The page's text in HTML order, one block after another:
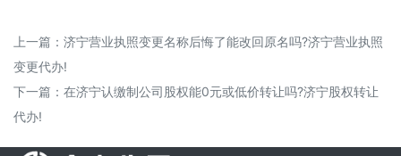
上一篇： 济宁营业执照变更名称后悔了能改回原名吗?济宁营业执照
变更代办!
下一篇： 在济宁认缴制公司股权能0元或低价转让吗?济宁股权转让
代办!